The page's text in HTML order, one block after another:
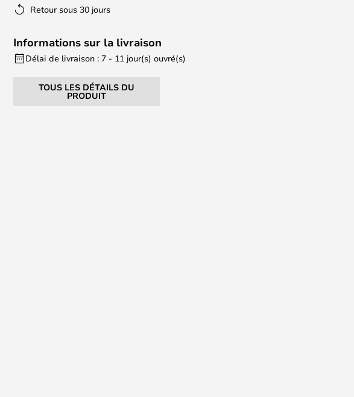
Retour sous 30 jours
Informations sur la livraison
Délai de livraison : 7 - 11 jour(s) ouvré(s)
TOUS LES DÉTAILS DU
PRODUIT